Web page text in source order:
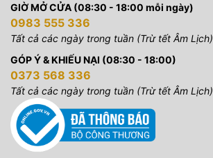
GIỜ MỞ CỬA (08:30 - 18:00 mỗi ngày)
0983 555 336
Tất cả các ngày trong tuần (Trừ tết Âm Lịch)
GÓP Ý & KHIẾU NẠI (08:30 - 18:00)
0373 568 336
Tất cả các ngày trong tuần (Trừ tết Âm Lịch)